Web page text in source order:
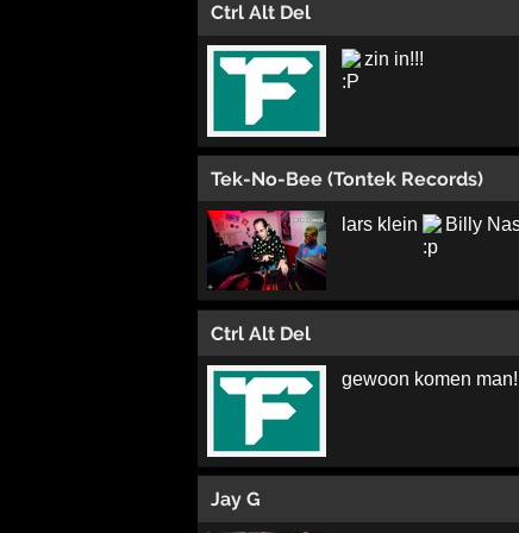
Ctrl Alt Del
zin in!!!
Tek-No-Bee (Tontek Records)
lars klein Billy
Ctrl Alt Del
gewoon komen
Jay G